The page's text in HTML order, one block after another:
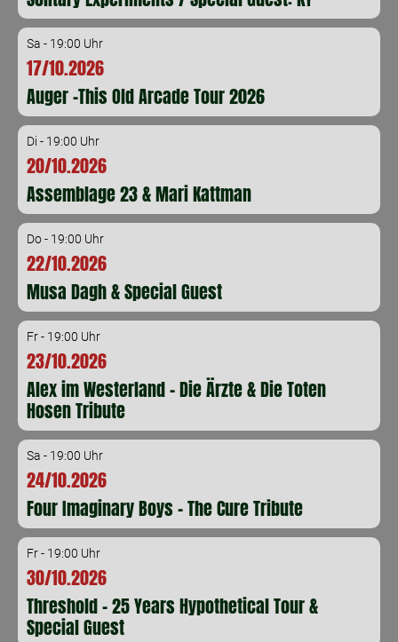
Sa - 19:00 Uhr
17/10.2026
Auger -This Old Arcade Tour 2026
Di - 19:00 Uhr
20/10.2026
Assemblage 23 & Mari Kattman
Do - 19:00 Uhr
22/10.2026
Musa Dagh & Special Guest
Fr - 19:00 Uhr
23/10.2026
Alex im Westerland - Die Ärzte & Die Toten
Hosen Tribute
Sa - 19:00 Uhr
24/10.2026
Four Imaginary Boys - The Cure Tribute
Fr - 19:00 Uhr
30/10.2026
Threshold - 25 Years Hypothetical Tour &
Special Guest